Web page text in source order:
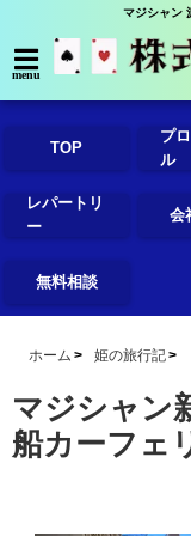
マジシャン
menu
TOP
プ
ル
レパートリ
ー
会
無料相談
ホーム 姫の旅行記
マジシャン
船カーフェ